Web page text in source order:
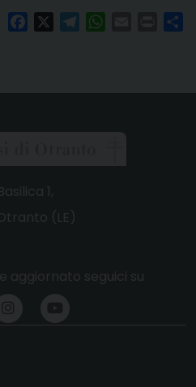
FacebookTelegramWhatsAppPrint